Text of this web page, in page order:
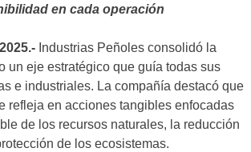
en cada operación
Industrias Peñoles consolidó la
un eje estratégico que guía todas sus
e industriales. La compañía destacó que
refleja en acciones tangibles enfocadas
de los recursos naturales, la reducción
de los ecosistemas.